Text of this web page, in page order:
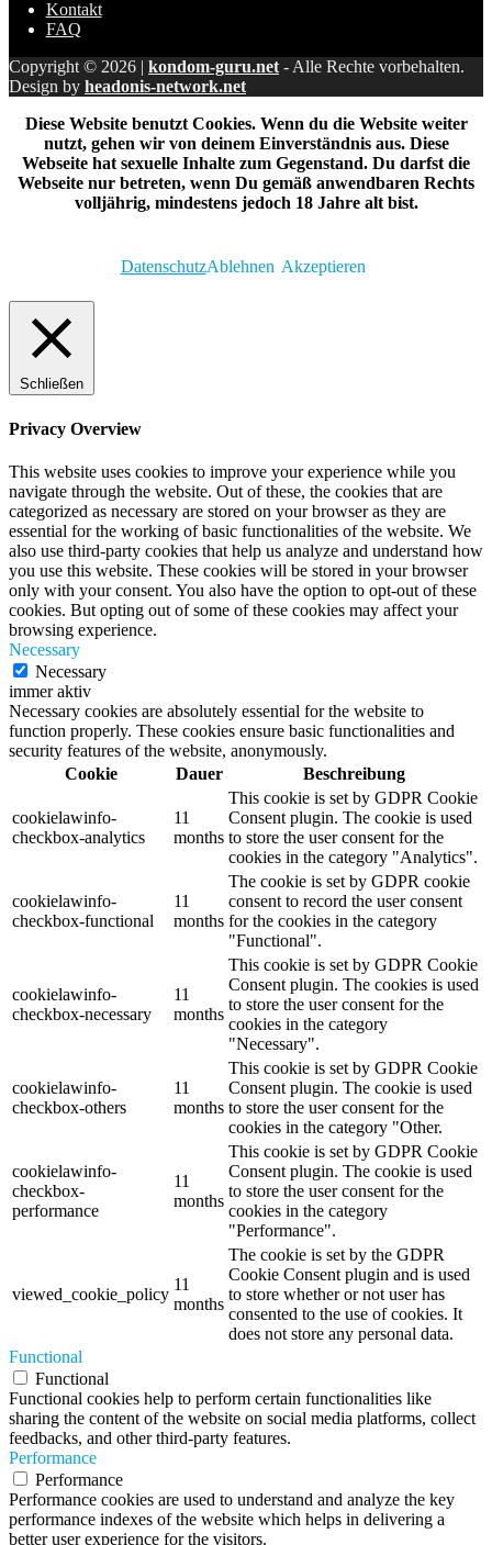
Kontakt
FAQ
Copyright © 2026 | kondom-guru.net- Alle Rechte vorbehalten.
Design by headonis-network.net
Diese Website benutzt Cookies. Wenn du die Website weiter
nutzt, gehen wir von deinem Einverständnis aus. Diese
Webseite hat sexuelle Inhalte zum Gegenstand. Du darfst die
Webseite nur betreten, wenn Du gemäß anwendbaren Rechts
volljährig, mindestens jedoch 18 Jahre alt bist.
DatenschutzAblehnen Akzeptieren
Schließen
Privacy Overview
This website uses cookies to improve your experience while you
navigate through the website. Out of these, the cookies that are
categorized as necessary are stored on your browser as they are
essential for the working of basic functionalities of the website. We
also use third-party cookies that help us analyze and understand how
you use this website. These cookies will be stored in your browser
only with your consent. You also have the option to opt-out of these
cookies. But opting out of some of these cookies may affect your
browsing experience.
Necessary
Necessary
immer aktiv
Necessary cookies are absolutely essential for the website to
function properly. These cookies ensure basic functionalities and
security features of the website, anonymously.
Cookie
Dauer Beschreibung
cookielawinfo-
checkbox-analytics
11
months
This cookie is set by GDPR Cookie
Consent plugin. The cookie is used
to store the user consent for the
cookies in the category "Analytics".
cookielawinfo-
checkbox-functional
11
months
The cookie is set by GDPR cookie
consent to record the user consent
for the cookies in the category
"Functional".
cookielawinfo-
checkbox-necessary
11
months
This cookie is set by GDPR Cookie
Consent plugin. The cookies is used
to store the user consent for the
cookies in the category
"Necessary".
cookielawinfo-
checkbox-others
11
months
This cookie is set by GDPR Cookie
Consent plugin. The cookie is used
to store the user consent for the
cookies in the category "Other.
cookielawinfo-
checkbox-
performance
11
months
This cookie is set by GDPR Cookie
Consent plugin. The cookie is used
to store the user consent for the
cookies in the category
"Performance".
viewed_cookie_policy
11
months
The cookie is set by the GDPR
Cookie Consent plugin and is used
to store whether or not user has
consented to the use of cookies. It
does not store any personal data.
Functional
Functional
Functional cookies help to perform certain functionalities like
sharing the content of the website on social media platforms, collect
feedbacks, and other third-party features.
Performance
Performance
Performance cookies are used to understand and analyze the key
performance indexes of the website which helps in delivering a
better user experience for the visitors.